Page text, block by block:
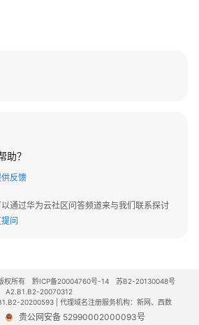
助？
反馈
通过华为云社区问答频道来与我们联系探讨
问
权所有 黔ICP备20004760号-14
苏B2-20130048号
A2.B1.B2-20070312
20200593 | 代理域名注册服务机构：新网、西数
贵公网安备 52990002000093号